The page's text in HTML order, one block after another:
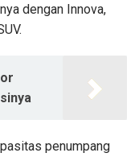
dengan Innova,
penumpang